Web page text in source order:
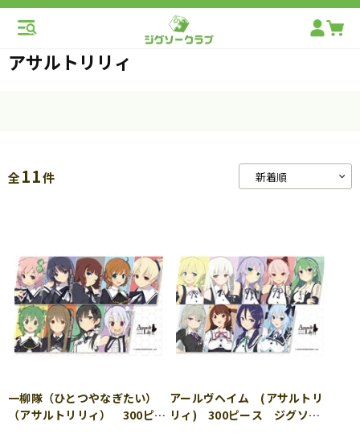
アサルトリリィ
全11件
一柳隊（ひとつやなぎたい）
（アサルトリリィ） 300ピー
アールヴヘイム (アサルトリ
リィ) 300ピース ジグソー